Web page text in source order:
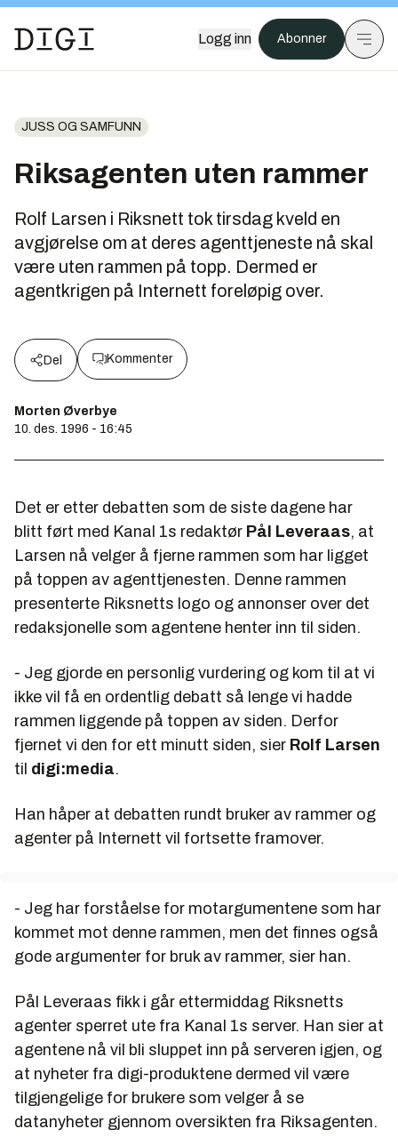
Logg inn Abonner
JUSS OG SAMFUNN
Riksagenten uten rammer
Rolf Larsen i Riksnett tok tirsdag kveld en
avgjørelse om at deres agenttjeneste nå skal
være uten rammen på topp. Dermed er
agentkrigen på Internett foreløpig over.
Del Kommenter
Morten Øverbye
10. des. 1996 - 16:45
Det er etter debatten som de siste dagene har
blitt ført med Kanal 1s redaktør Pål Leveraas, at
Larsen nå velger å fjerne rammen som har ligget
på toppen av agenttjenesten. Denne rammen
presenterte Riksnetts logo og annonser over det
redaksjonelle som agentene henter inn til siden.
- Jeg gjorde en personlig vurdering og kom til at vi
ikke vil få en ordentlig debatt så lenge vi hadde
rammen liggende på toppen av siden. Derfor
fjernet vi den for ett minutt siden, sier Rolf Larsen
til digi:media.
Han håper at debatten rundt bruker av rammer og
agenter på Internett vil fortsette framover.
- Jeg har forståelse for motargumentene som har
kommet mot denne rammen, men det finnes også
gode argumenter for bruk av rammer, sier han.
Pål Leveraas fikk i går ettermiddag Riksnetts
agenter sperret ute fra Kanal 1s server. Han sier at
agentene nå vil bli sluppet inn på serveren igjen, og
at nyheter fra digi-produktene dermed vil være
tilgjengelige for brukere som velger å se
datanyheter gjennom oversikten fra Riksagenten.